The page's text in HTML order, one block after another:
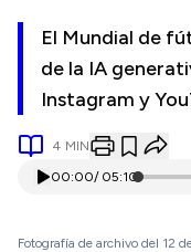
El Mundial de
de la IA
Instagram y
4 MIN
00:00/ 05:10
Fotografía de archivo del 12